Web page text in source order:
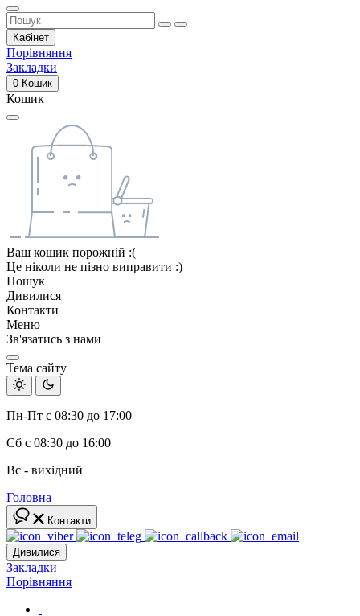
Кабінет
Порівняння
Закладки
0 Кошик
Кошик
Ваш кошик порожній :(
Це ніколи не пізно виправити :)
Пошук
Дивилися
Контакти
Меню
Зв'язатись з нами
Тема сайту
Пн-Пт с 08:30 до 17:00
Сб с 08:30 до 16:00
Вс - вихідний
Головна
Контакти
Дивилися
Закладки
Порівняння